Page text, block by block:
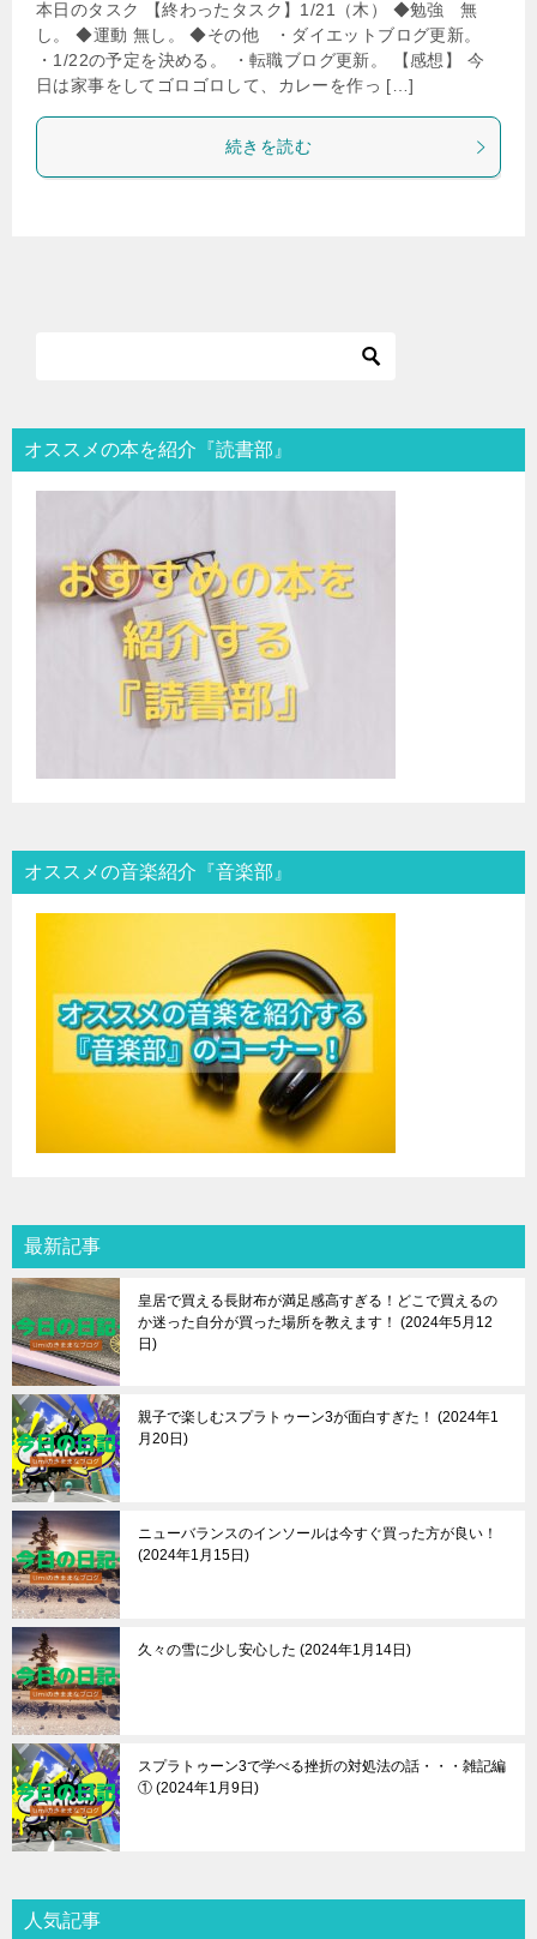
本日のタスク 【終わったタスク】1/21（木） ◆勉強 無
し。 ◆運動 無し。 ◆その他 ・ダイエットブログ更新。
・1/22の予定を決める。 ・転職ブログ更新。 【感想】 今
日は家事をしてゴロゴロして、カレーを作っ […]
続きを読む
オススメの本を紹介『読書部』
オススメの音楽紹介『音楽部』
最新記事
皇居で買える長財布が満足感高すぎる！どこで買えるの
か迷った自分が買った場所を教えます！
2024年5月12
日
親子で楽しむスプラトゥーン3が面白すぎた！
2024年1
月20日
ニューバランスのインソールは今すぐ買った方が良い！
2024年1月15日
久々の雪に少し安心した 2024年1月14日
スプラトゥーン3で学べる挫折の対処法の話・・・雑記編
① 2024年1月9日
人気記事